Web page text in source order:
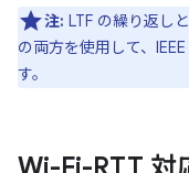
注: LTF の繰り返し
の両方を使用して、
す。